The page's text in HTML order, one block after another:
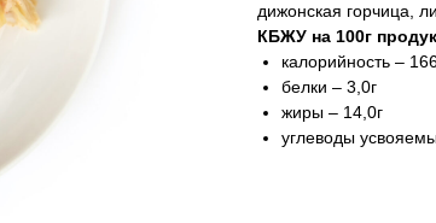
дижонская горчица,
КБЖУ на 100г
калорийность –
белки – 3,0г
жиры – 14,0г
углеводы